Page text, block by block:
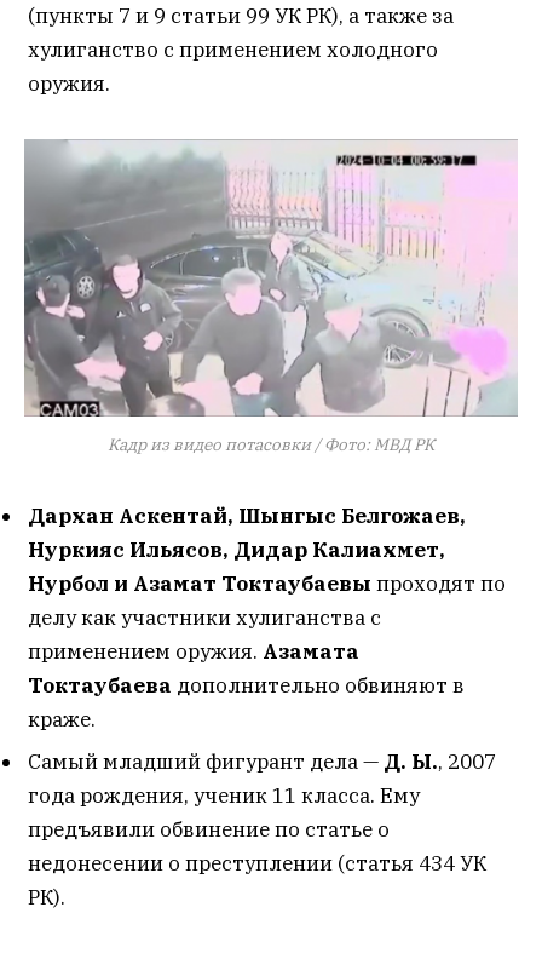
(пункты 7 и 9 статьи 99 УК РК), а также за
хулиганство с применением холодного
оружия.
Кадр из видео потасовки / Фото: МВД РК
Дархан Аскентай, Шынгыс Белгожаев,
Нуркияс Ильясов, Дидар Калиахмет,
Нурбол и Азамат Токтаубаевы проходят по
делу как участники хулиганства с
применением оружия. Азамата
Токтаубаева дополнительно обвиняют в
краже.
Самый младший фигурант дела — Д. Ы., 2007
года рождения, ученик 11 класса. Ему
предъявили обвинение по статье о
недонесении о преступлении (статья 434 УК
РК).